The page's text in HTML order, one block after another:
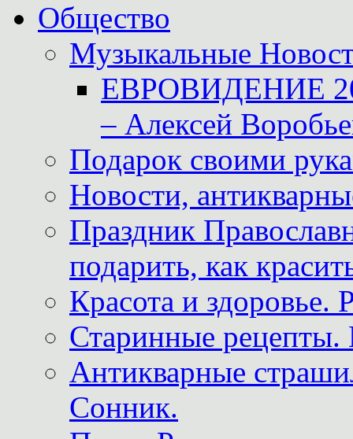
Общество
Музыкальные
ЕВРОВИДЕНИЕ
– Алексей
Подарок своими
Новости,
Праздник
подарить, как
Красота и здоровье.
Старинные рецепты.
Антикварные
Сонник.